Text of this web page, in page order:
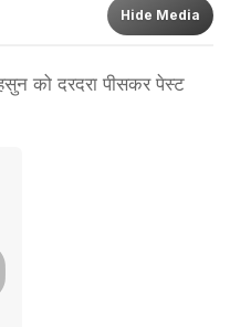
Hide Media
को दरदरा पीसकर पेस्ट